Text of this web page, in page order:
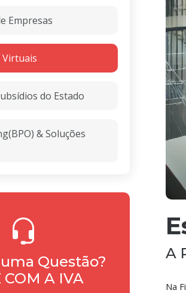
Empresas
do Estado
& Soluções
Questão?
COM A IVA
A
Na